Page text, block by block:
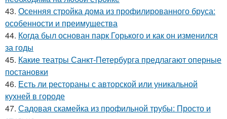
43. Осенняя стройка дома из профилированного бруса:
особенности и преимущества
44. Когда был основан парк Горького и как он изменился
за годы
45. Какие театры Санкт-Петербурга предлагают оперные
постановки
46. Есть ли рестораны с авторской или уникальной
кухней в городе
47. Садовая скамейка из профильной трубы: Просто и